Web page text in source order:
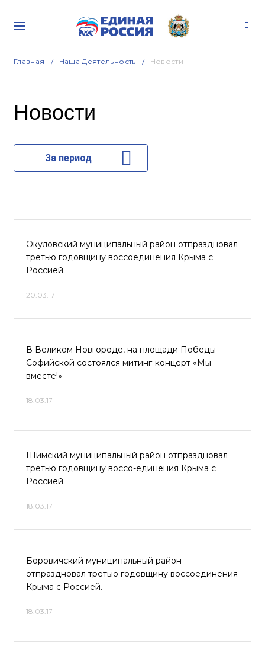
Главная Наша Деятельность Новости
Новости
За период
Окуловский муниципальный район отпраздновал
третью годовщину воссоединения Крыма с
Россией.
20.03.17
В Великом Новгороде, на площади Победы-
Софийской состоялся митинг-концерт «Мы
вместе!»
18.03.17
Шимский муниципальный район отпраздновал
третью годовщину воссо-единения Крыма с
Россией.
18.03.17
Боровичский муниципальный район
отпраздновал третью годовщину воссоединения
Крыма с Россией.
18.03.17